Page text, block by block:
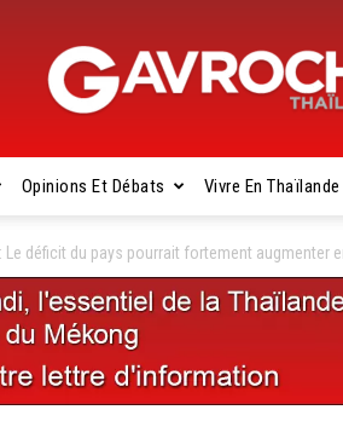
Gavroche
Opinions Et Débats Vivre En Thaïlande
: Le déficit du pays pourrait fortement augmenter